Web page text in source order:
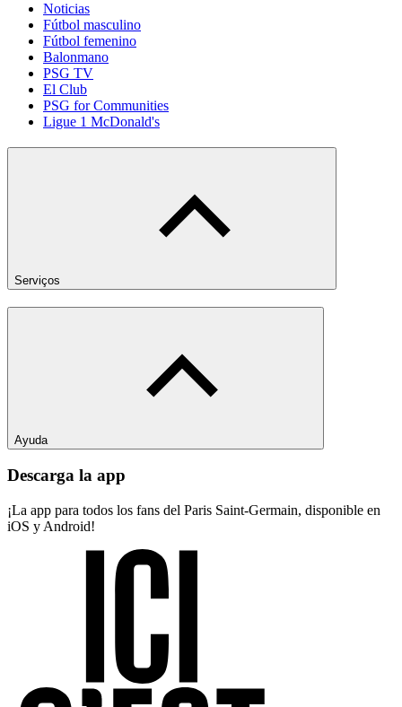
Noticias
Fútbol masculino
Fútbol femenino
Balonmano
PSG TV
El Club
PSG for Communities
Ligue 1 McDonald's
Serviços
Ayuda
Descarga la app
¡La app para todos los fans del Paris Saint-Germain, disponible en
iOS y Android!